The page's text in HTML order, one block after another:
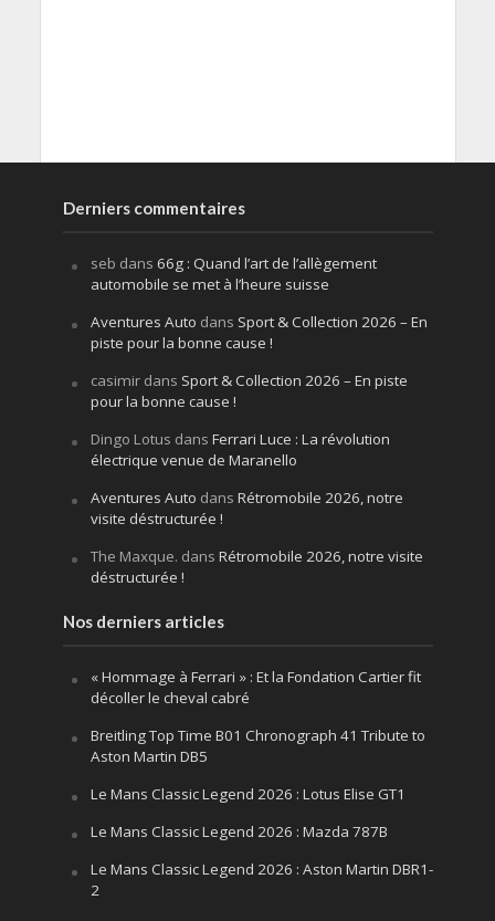
Derniers commentaires
seb dans 66g : Quand l’art de l’allègement
automobile se met à l’heure suisse
Aventures Auto dans Sport & Collection 2026 – En
piste pour la bonne cause !
casimirdans Sport & Collection 2026 – En piste
pour la bonne cause !
Dingo Lotus dans Ferrari Luce : La révolution
électrique venue de Maranello
Aventures Auto dans Rétromobile 2026, notre
visite déstructurée !
The Maxque. dans Rétromobile 2026, notre visite
déstructurée !
Nos derniers articles
« Hommage à Ferrari » : Et la Fondation Cartier fit
décoller le cheval cabré
Breitling Top Time B01 Chronograph 41 Tribute to
Aston Martin DB5
Le Mans Classic Legend 2026 : Lotus Elise GT1
Le Mans Classic Legend 2026 : Mazda 787B
Le Mans Classic Legend 2026 : Aston Martin DBR1-
2